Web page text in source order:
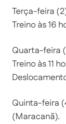
Terça-feira
Treino às 16
Quarta-feira
Treino às 11
Quinta-feira
(Maracanã).